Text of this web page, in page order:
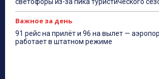
Важное за день
91 рейс на прилёт и 96 на вылет —
работает в штатном режиме